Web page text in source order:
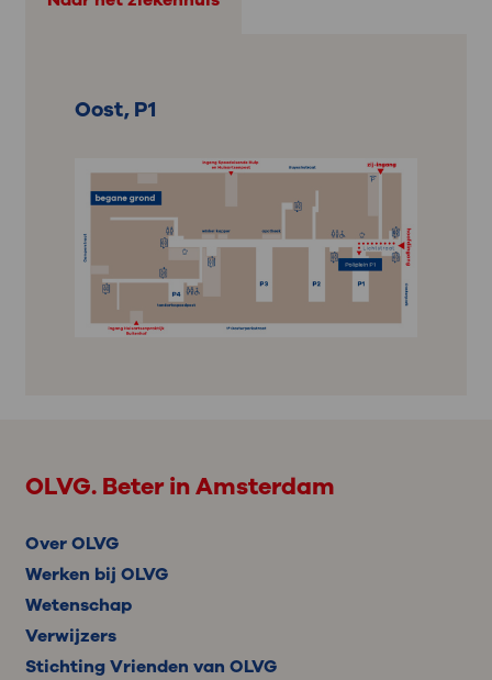
Oost, P1
OLVG. Beter in Amsterdam
Over OLVG
Werken bij OLVG
Wetenschap
Verwijzers
Stichting Vrienden van OLVG